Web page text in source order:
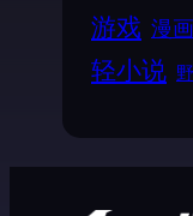
游戏 漫画
轻小说